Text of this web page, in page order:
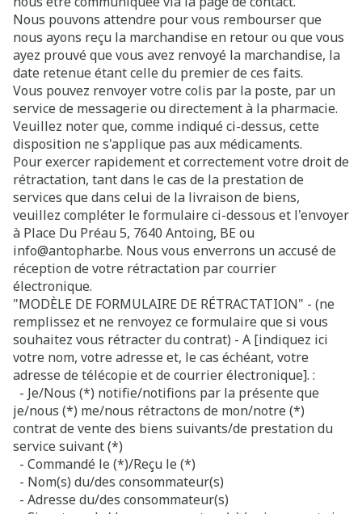
Nous pouvons attendre pour vous rembourser que
nous ayons reçu la marchandise en retour ou que vous
ayez prouvé que vous avez renvoyé la marchandise, la
date retenue étant celle du premier de ces faits.
Vous pouvez renvoyer votre colis par la poste, par un
service de messagerie ou directement à la pharmacie.
Veuillez noter que, comme indiqué ci-dessus, cette
disposition ne s'applique pas aux médicaments.
Pour exercer rapidement et correctement votre droit de
rétractation, tant dans le cas de la prestation de
services que dans celui de la livraison de biens,
veuillez compléter le formulaire ci-dessous et l'envoyer
à Place Du Préau 5, 7640 Antoing, BE ou
info@antophar.be. Nous vous enverrons un accusé de
réception de votre rétractation par courrier
électronique.
"MODÈLE DE FORMULAIRE DE RÉTRACTATION" - (ne
remplissez et ne renvoyez ce formulaire que si vous
souhaitez vous rétracter du contrat) - A [indiquez ici
votre nom, votre adresse et, le cas échéant, votre
adresse de télécopie et de courrier électronique]. :
- Je/Nous (*) notifie/notifions par la présente que
je/nous (*) me/nous rétractons de mon/notre (*)
contrat de vente des biens suivants/de prestation du
service suivant (*)
- Commandé le (*)/Reçu le (*)
- Nom(s) du/des consommateur(s)
- Adresse du/des consommateur(s)